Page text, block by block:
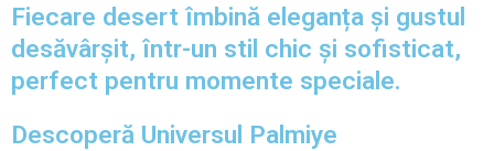
Fiecare desert îmbină eleganța și gustul
desăvârșit, într-un stil chic și sofisticat,
perfect pentru momente speciale.
Descoperă Universul Palmiye